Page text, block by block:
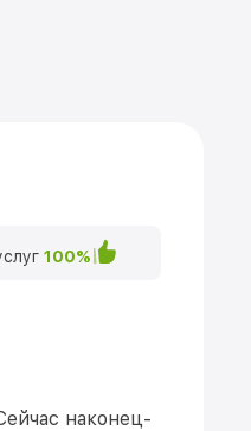
100%
наконец-